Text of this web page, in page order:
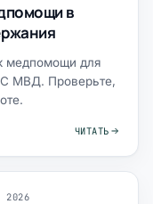
в
медпомощи для
МВД. Проверьте,
ЧИТАТЬ
2026